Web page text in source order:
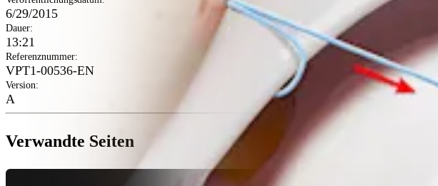
6/29/2015
Dauer:
13:21
Referenznummer:
VPT1-00536-EN
Version:
A
Verwandte Seiten